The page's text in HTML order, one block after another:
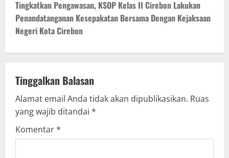
t
n
a
v
i
g
a
Tingkatkan Pengawasan, KSOP Kelas II Cirebon Lakukan
Penandatanganan Kesepakatan Bersama Dengan Kejaksaan
Negeri Kota Cirebon
Tinggalkan Balasan
Alamat email Anda tidak akan dipublikasikan. Ruas
yang wajib ditandai *
Komentar*